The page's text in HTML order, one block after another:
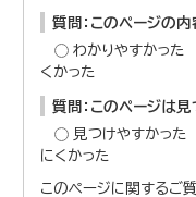
質問：このページの
わかりやすかった
くかった
質問：このページは
見つけやすかった
にくかった
このページに関するご